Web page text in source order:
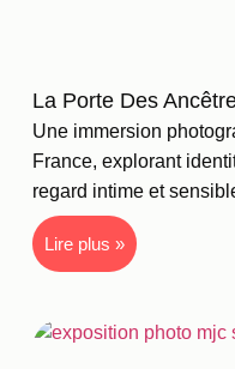
La Porte Des
Une immersion
France, explorant
regard intime et
Lire plus »